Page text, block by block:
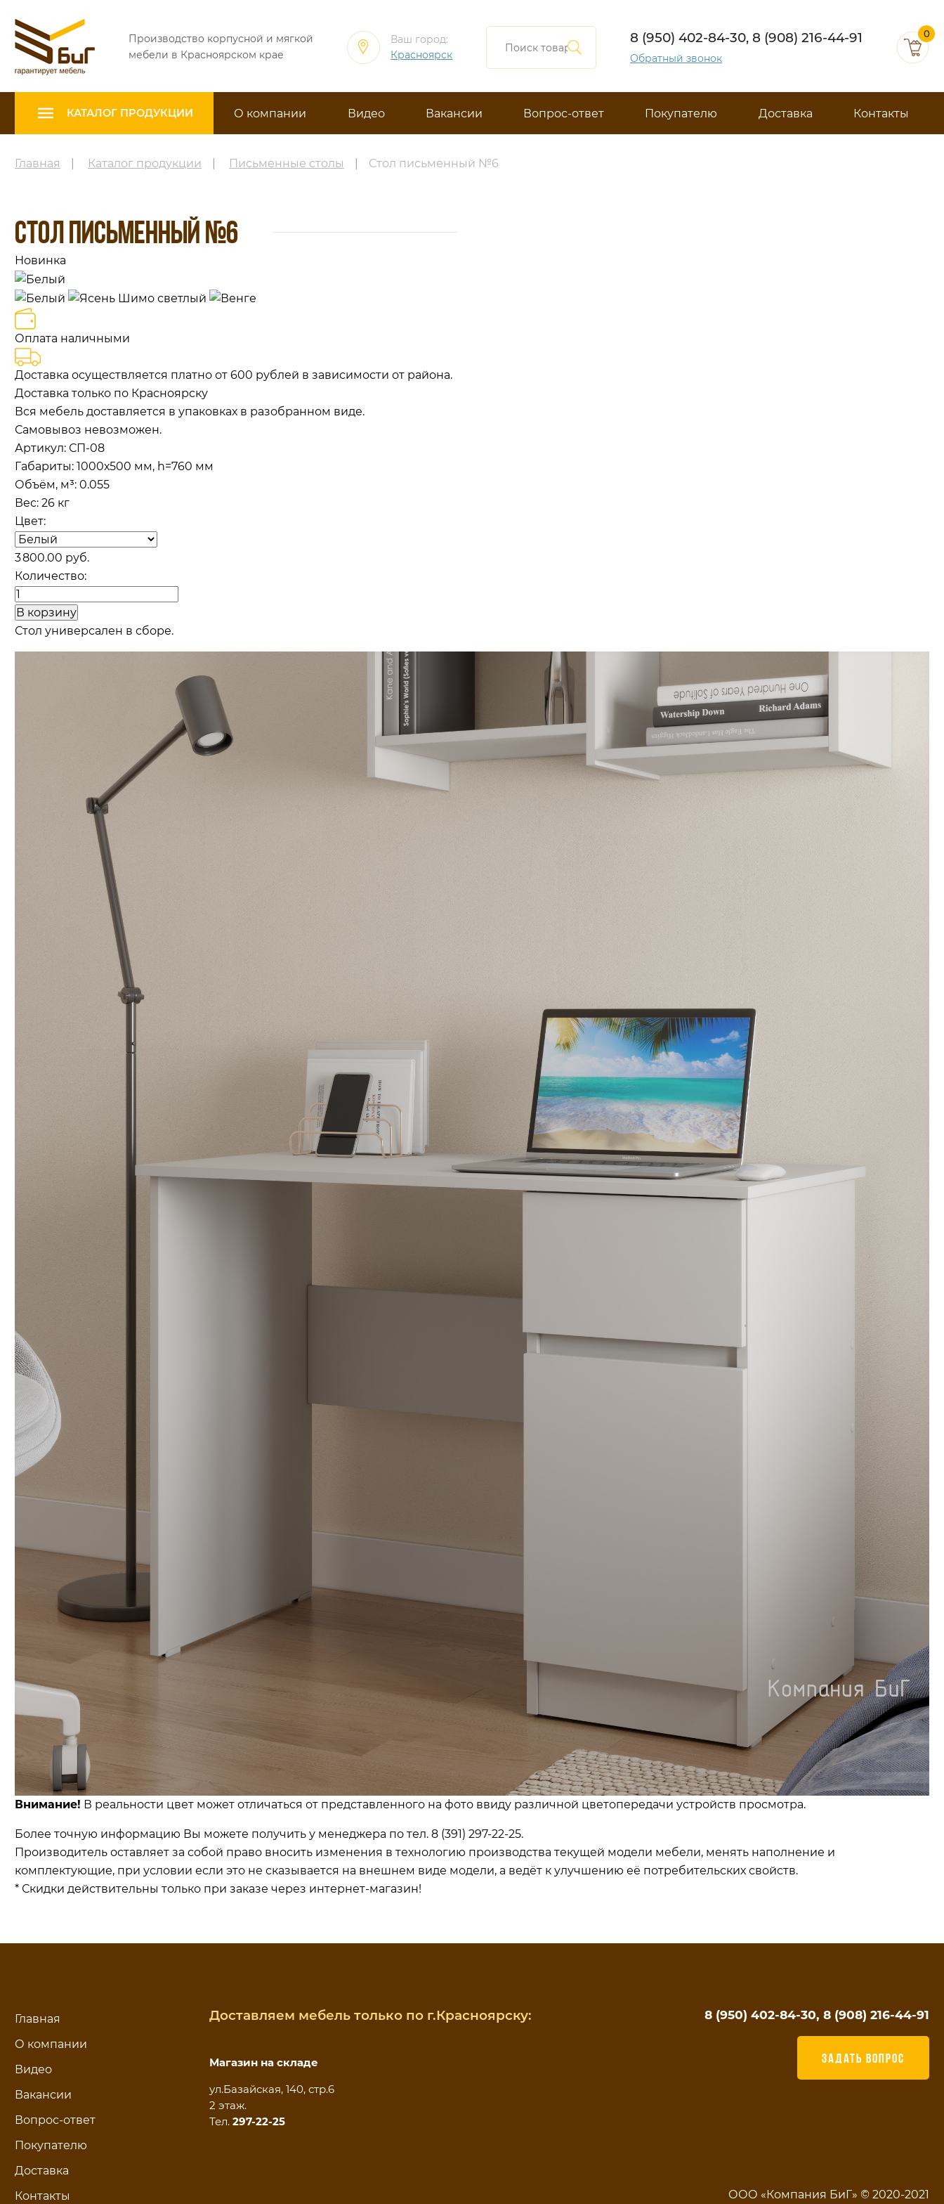
Производство корпусной и мягкой
мебели в Красноярском крае
Ваш город:
Красноярск
8 (950) 402-84-30, 8 (908) 216-44-91
Обратный звонок
0
КАТАЛОГ ПРОДУКЦИИ О компании Видео Вакансии Вопрос-ответ Покупателю Доставка Контакты
Главная Каталог продукции Письменные столы Стол письменный №6
СТОЛ ПИСЬМЕННЫЙ №6
Новинка
Оплата наличными
Доставка осуществляется платно от 600 рублей в зависимости от района.
Доставка только по Красноярску
Вся мебель доставляется в упаковках в разобранном виде.
Самовывоз невозможен.
Артикул: СП-08
Габариты: 1000х500 мм, h=760 мм
Объём, м³: 0.055
Вес: 26 кг
Цвет:
3 800.00 руб.
Количество:
Стол универсален в сборе.
Внимание! В реальности цвет может отличаться от представленного на фото ввиду различной цветопередачи устройств просмотра.
Более точную информацию Вы можете получить у менеджера по тел. 8 (391) 297-22-25.
Производитель оставляет за собой право вносить изменения в технологию производства текущей модели мебели, менять наполнение и
комплектующие, при условии если это не сказывается на внешнем виде модели, а ведёт к улучшению её потребительских свойств.
* Скидки действительны только при заказе через интернет-магазин!
Главная
О компании
Видео
Вакансии
Вопрос-ответ
Покупателю
Доставка
Контакты
Доставляем мебель только по г.Красноярску:
Магазин на складе
ул.Базайская, 140, стр.6
2 этаж.
Тел. 297-22-25
8 (950) 402-84-30, 8 (908) 216-44-91
ЗАДАТЬ ВОПРОС
ООО «Компания БиГ» © 2020-2021